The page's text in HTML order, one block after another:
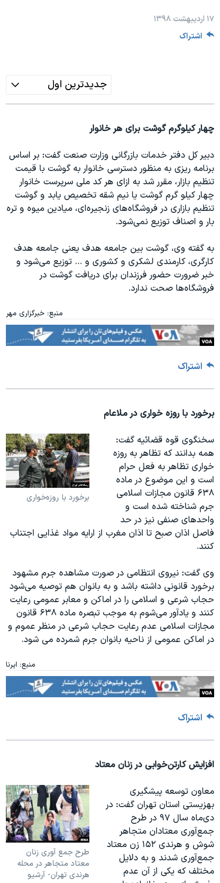
تریبونال مردمی آبان ۹۸
دادگاه حمید نوری
چهل سال گروگان‌گیری
قانون شفافیت دارائی کادر رهبری ایران
اعتراضات مردمی آبان ۹۸
اسرائیل در جنگ
همایش محافظه‌کاران آمریکا «سی‌پک»
صفحه‌های ویژه
سفر پرزیدنت ترامپ به چین
۱۷ اردیبهشت ۱۳۹۸
اشتراک
جدیدترین اول
چهار کیلوگرم گوشت برای هر خانوار
دبیر کل دفتر خدمات بازرگانی وزارت صنعت گفت: بر اساس
برنامه ریزی به منظور دسترسی خانوار به گوشت با قیمت
تنظیم بازار، مقرر شد به ازای هر کد ملی سرپرست خانوار
چهار کیلو گرم گوشت یا نیم شقه تخصیص یابد و گوشت
تنظیم بازاری در فروشگاه‌های زنجیره‌ای، میادین میوه و تره
بار و اصناف توزیع نمی‌شود.
به گفته وی، گوشت بین جامعه هدف یعنی جامعه هدف
کارگری، کارمندی لشکری و کشوری و ... توزیع می‌شود و
خبر ضرورت حضور فرزندان برای دریافت گوشت در
فروشگاه‌ها صحت ندارد.
منبع: خبرگزاری مهر
اشتراک
برخورد با روزه خواری در ملاعام
برخورد با روزه‌خواری
سخنگوی قوه قضائیه گفت:
همه بدانند که تظاهر به روزه
خواری تظاهر به فعل حرام
است و این موضوع در ماده
۶۳۸ قانون مجازات اسلامی
جرم شناخته شده است و
واحد‌های صنفی نیز در حد
فاصل اذان صبح تا اذان مغرب از ارایه مواد غذایی اجتناب
کنند.
وی گفت: نیروی انتظامی در صورت مشاهده جرم مشهود
برخورد قانونی داشته باشد و به بانوان هم توصیه می‌شود
حجاب شرعی و اسلامی را در اماکن و معابر عمومی رعایت
کنند و یادآور می‌شوم به موجب تبصره ماده ۶۳۸ قانون
مجازات اسلامی عدم رعایت حجاب شرعی در منظر عموم و
در اماکن عمومی از ناحیه بانوان جرم شمرده می شود.
منبع: ایرنا
اشتراک
افزایش کارتن‌خوابی در زنان معتاد
طرح جمع آوری زنان
معتاد متجاهر در محله
هرندی تهران- آرشیو
معاون توسعه پیشگیری
بهزیستی استان تهران گفت: در
دی‌ماه سال ۹۷ در طرح
جمع‌آوری معتادان متجاهر
شوش و هرندی ۱۵۲ زن معتاد
جمع‌آوری شدند و به دلایل
مختلف که یکی از آن عدم